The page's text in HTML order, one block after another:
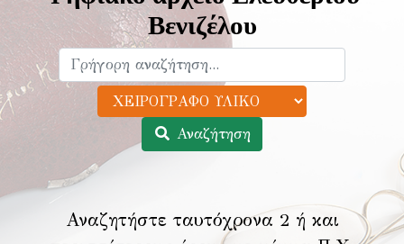
Βενιζέλου
Αναζήτηση
Αναζητήστε ταυτόχρονα 2 ή και